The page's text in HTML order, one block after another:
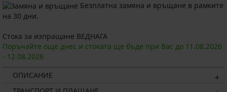
Безплатна замяна и връщане в рамките
на 30 дни.
Стока за изпращане ВЕДНАГА
Поръчайте още днес и стоката ще бъде при Вас до 11.08.2026
- 12.08.2026
ОПИСАНИЕ